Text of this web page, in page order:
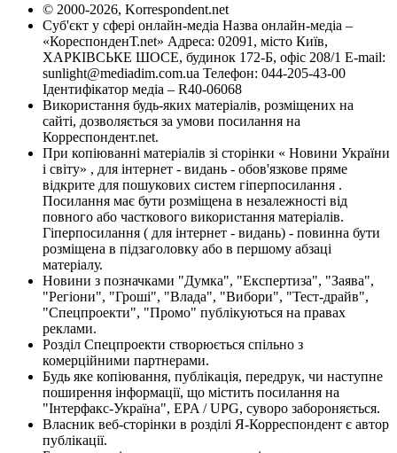
© 2000-2026, Korrespondent.net
Суб'єкт у сфері онлайн-медіа Назва онлайн-медіа –
«КореспонденТ.net» Адреса: 02091, місто Київ,
ХАРКІВСЬКЕ ШОСЕ, будинок 172-Б, офіс 208/1 E-mail:
sunlight@mediadim.com.ua Телефон: 044-205-43-00
Ідентифікатор медіа – R40-06068
Використання будь-яких матеріалів, розміщених на
сайті, дозволяється за умови посилання на
Корреспондент.net.
При копіюванні матеріалів зі сторінки « Новини України
і світу» , для інтернет - видань - обов'язкове пряме
відкрите для пошукових систем гіперпосилання .
Посилання має бути розміщена в незалежності від
повного або часткового використання матеріалів.
Гіперпосилання ( для інтернет - видань) - повинна бути
розміщена в підзаголовку або в першому абзаці
матеріалу.
Новини з позначками "Думка", "Експертиза", "Заява",
"Регіони", "Гроші", "Влада", "Вибори", "Тест-драйв",
"Спецпроекти", "Промо" публікуються на правах
реклами.
Розділ Спецпроекти створюється спільно з
комерційними партнерами.
Будь яке копіювання, публікація, передрук, чи наступне
поширення інформації, що містить посилання на
"Інтерфакс-Україна", EPA / UPG, суворо забороняється.
Власник веб-сторінки в розділі Я-Корреспондент є автор
публікації.